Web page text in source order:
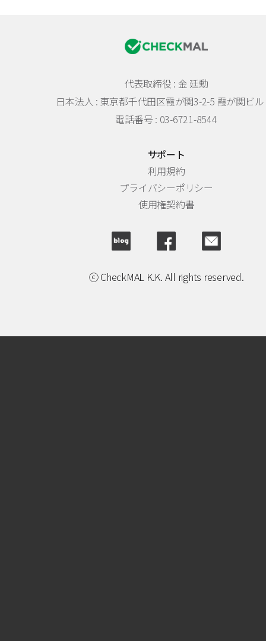
代表取締役 : 金 廷勳
日本法人 : 東京都千代田区霞が関3-2-5 霞が関ビル
電話番号 : 03-6721-8544
サポート
利用規約
プライバシーポリシー
使用権契約書
ⓒ CheckMAL K.K. All rights reserved.